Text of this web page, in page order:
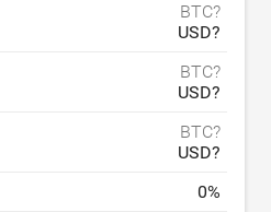
BTC?
USD?
BTC?
USD?
BTC?
USD?
0%